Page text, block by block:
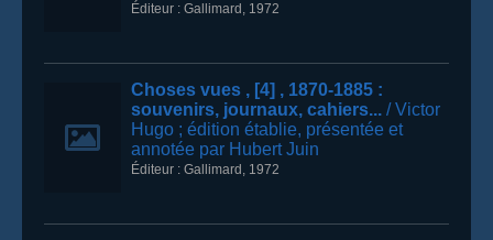
Éditeur : Gallimard , 1972
Choses vues , [4] , 1870-1885 :
souvenirs, journaux, cahiers... / Victor
Hugo ; édition établie, présentée et
annotée par Hubert Juin
Éditeur : Gallimard , 1972